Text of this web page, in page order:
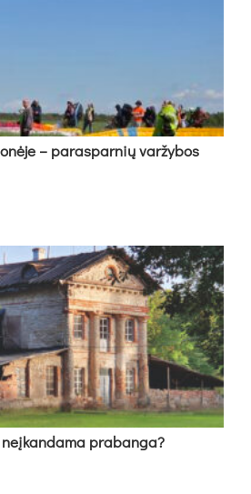
– pa­ras­par­nių var­žy­bos
pra­ban­ga?